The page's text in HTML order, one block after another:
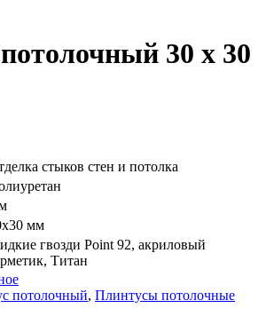
30 х 30
стыков стен и потолка
мм
гвозди Point 92, акриловый
Титан
потолочный, Плинтусы потолочные